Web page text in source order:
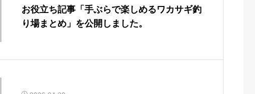
お役立ち記事「手ぶらで楽しめるワカサギ釣
り場まとめ」を公開しました。